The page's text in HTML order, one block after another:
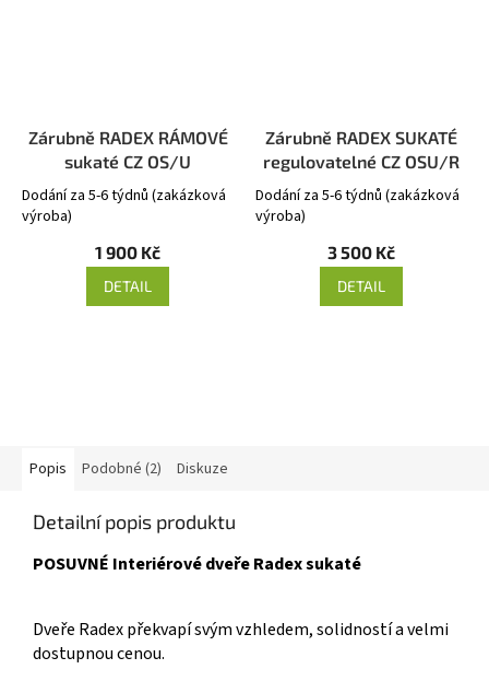
Zárubně RADEX RÁMOVÉ
sukaté CZ OS/U
Dodání za 5-6 týdnů (zakázková
výroba)
1 900 Kč
DETAIL
Zárubně RADEX SUKATÉ
regulovatelné CZ OSU/R
Dodání za 5-6 týdnů (zakázková
výroba)
3 500 Kč
DETAIL
Popis Podobné (2) Diskuze
Detailní popis produktu
POSUVNÉ Interiérové dveře Radex sukaté
Dveře Radex překvapí svým vzhledem, solidností a velmi
dostupnou cenou.